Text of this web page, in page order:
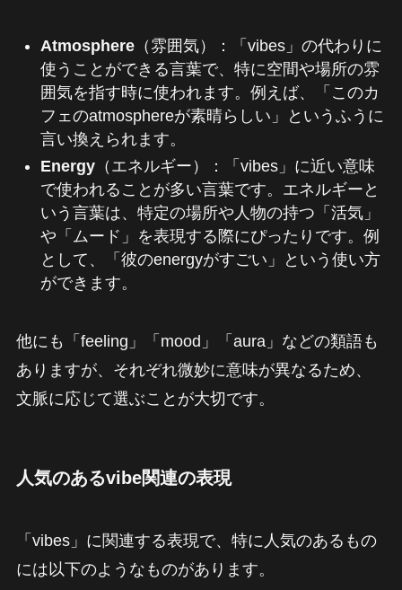
Atmosphere（雰囲気）：「vibes」の代わりに
使うことができる言葉で、特に空間や場所の雰
囲気を指す時に使われます。例えば、「このカ
フェのatmosphereが素晴らしい」というふうに
言い換えられます。
Energy（エネルギー）：「vibes」に近い意味
で使われることが多い言葉です。エネルギーと
いう言葉は、特定の場所や人物の持つ「活気」
や「ムード」を表現する際にぴったりです。例
として、「彼のenergyがすごい」という使い方
ができます。
他にも「feeling」「mood」「aura」などの類語も
ありますが、それぞれ微妙に意味が異なるため、
文脈に応じて選ぶことが大切です。
人気のあるvibe関連の表現
「vibes」に関連する表現で、特に人気のあるもの
には以下のようなものがあります。